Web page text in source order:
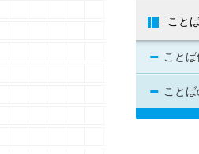
こと
ことば
こと